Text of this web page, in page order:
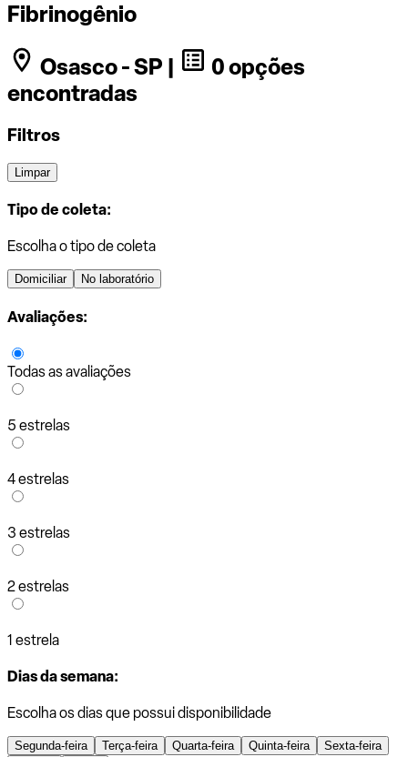
Fibrinogênio
Osasco - SP |
0 opções
encontradas
Filtros
Limpar
Tipo de coleta:
Escolha o tipo de coleta
Domiciliar No laboratório
Avaliações:
Todas as avaliações
5 estrelas
4 estrelas
3 estrelas
2 estrelas
1 estrela
Dias da semana:
Escolha os dias que possui disponibilidade
Segunda-feira Terça-feira Quarta-feira Quinta-feira
Sexta-feira